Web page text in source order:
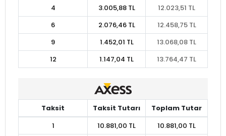
4
3.005,88 TL
12.023,51 TL
6
2.076,46 TL
12.458,75 TL
9
1.452,01 TL
13.068,08 TL
12
1.147,04 TL 13.764,47 TL
Taksit Taksit Tutarı
Toplam Tutar
1
10.881,00 TL
10.881,00 TL